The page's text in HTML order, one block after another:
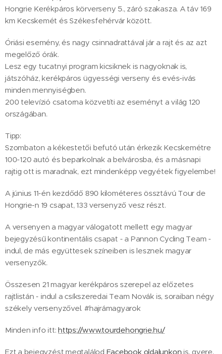
Hongrie Kerékpáros körverseny 5., záró szakasza. A táv 169
km Kecskemét és Székesfehérvár között.
Óriási esemény, és nagy csinnadrattával jár a rajt és az azt
megelőző órák.
Lesz egy tucatnyi program kicsiknek is nagyoknak is,
játszóház, kerékpáros ügyességi verseny és evés-ivás
minden mennyiségben.
200 televízió csatorna közvetíti az eseményt a világ 120
országában.
Tipp:
Szombaton a kékestetői befutó után érkezik Kecskemétre
100-120 autó és beparkolnak a belvárosba, és a másnapi
rajtig ott is maradnak, ezt mindenképp vegyétek figyelembe!
A június 11-én kezdődő 890 kilométeres össztávú Tour de
Hongrie-n 19 csapat, 133 versenyző vesz részt.
A versenyen a magyar válogatott mellett egy magyar
bejegyzésű kontinentális csapat - a Pannon Cycling Team -
indul, de más együttesek színeiben is lesznek magyar
versenyzők.
Összesen 21 magyar kerékpáros szerepel az előzetes
rajtlistán - indul a csíkszeredai Team Novák is, soraiban négy
székely versenyzővel. #hajrámagyarok
Minden info itt:https://www.tourdehongrie.hu/
Ezt a bejegyzést megtalálod Facebook oldalunkon is, gyere,